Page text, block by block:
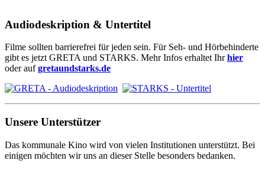
Audiodeskription & Untertitel
Filme sollten barrierefrei für jeden sein. Für Seh- und Hörbehinderte
gibt es jetzt GRETA und STARKS. Mehr Infos erhaltet Ihrhier
oder aufgretaundstarks.de
Unsere Unterstützer
Das kommunale Kino wird von vielen Institutionen unterstützt. Bei
einigen möchten wir uns an dieser Stelle besonders bedanken.